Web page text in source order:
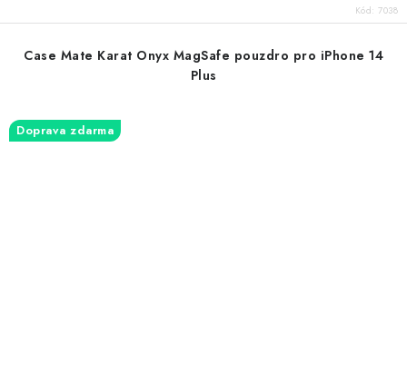
Kód: 7038
Case Mate Karat Onyx MagSafe pouzdro pro iPhone 14
Plus
Doprava zdarma